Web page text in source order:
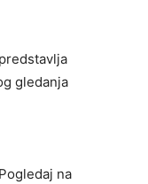
gledanja
na